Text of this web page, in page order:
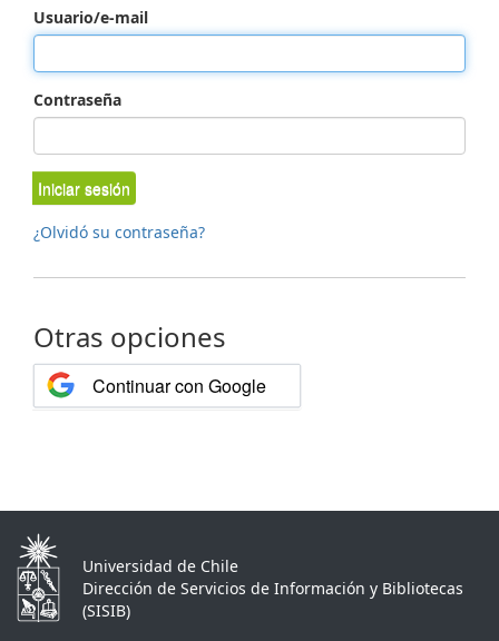
Usuario/e-mail
Contraseña
Iniciar sesión
¿Olvidó su contraseña?
Otras opciones
Continuar con Google
Universidad de Chile
Dirección de Servicios de Información y Bibliotecas
(SISIB)